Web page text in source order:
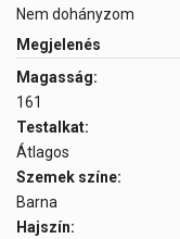
Nem dohányzom
Megjelenés
Magasság:
161
Testalkat:
Átlagos
Szemek színe:
Barna
Hajszín: